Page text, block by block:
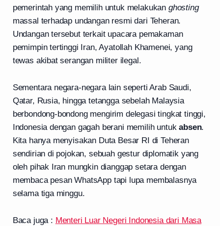
pemerintah yang memilih untuk melakukan ghosting
massal terhadap undangan resmi dari Teheran.
Undangan tersebut terkait upacara pemakaman
pemimpin tertinggi Iran, Ayatollah Khamenei, yang
tewas akibat serangan militer ilegal.
Sementara negara-negara lain seperti Arab Saudi,
Qatar, Rusia, hingga tetangga sebelah Malaysia
berbondong-bondong mengirim delegasi tingkat tinggi,
Indonesia dengan gagah berani memilih untukabsen.
Kita hanya menyisakan Duta Besar RI di Teheran
sendirian di pojokan, sebuah gestur diplomatik yang
oleh pihak Iran mungkin dianggap setara dengan
membaca pesan WhatsApp tapi lupa membalasnya
selama tiga minggu.
Baca juga : Menteri Luar Negeri Indonesia dari Masa